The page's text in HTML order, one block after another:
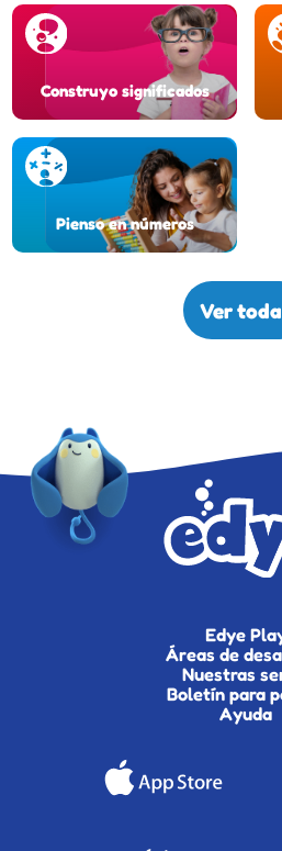
Construyo significados
Pienso en números
Ver
Edye
Áreas de
Nuestras
Boletín para
Ayuda